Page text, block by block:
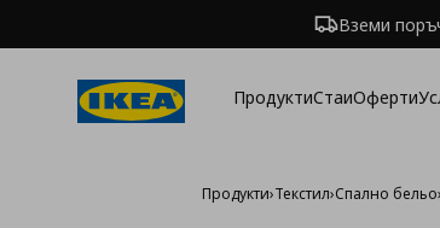
Вземи
ПродуктиСтаиОферти
Продукти›Текстил›Спално бельо›